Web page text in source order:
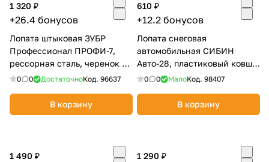
1 320 ₽
+26.4 бонусов
Лопата штыковая ЗУБР
Профессионал ПРОФИ-7,
рессорная сталь, черенок с
рукояткой 39557
0 0 ДостаточноКод. 96637
В корзину
610 ₽
+12.2 бонусов
Лопата снеговая
автомобильная СИБИН
Авто-28, пластиковый ковш
280 мм 421850
0 0 МалоКод. 98407
В корзину
1 490 ₽ 1 290 ₽